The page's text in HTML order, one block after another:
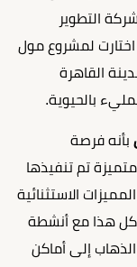
التطوير
اختارت لمشروع مول
القاهرة
بالحيوية.
بأنه فرصة
تم تنفيذها
الاستثنائية
كل هذا مع أنشطة
إلى أماكن